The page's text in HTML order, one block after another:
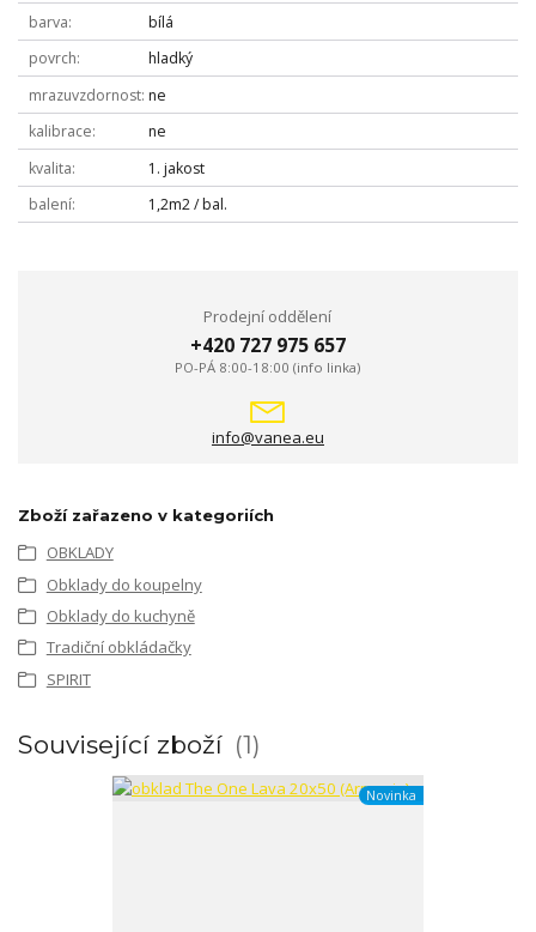
barva
bílá
povrch
hladký
mrazuvzdornost ne
kalibrace
ne
kvalita
1. jakost
balení
1,2m2 / bal.
Prodejní oddělení
+420 727 975 657
PO-PÁ 8:00-18:00 (info linka)
info@vanea.eu
Zboží zařazeno v kategoriích
OBKLADY
Obklady do koupelny
Obklady do kuchyně
Tradiční obkládačky
SPIRIT
Související zboží 1
Novinka